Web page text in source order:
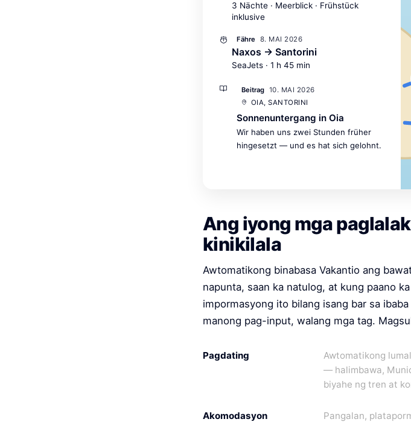
3 Nächte · Meerblick · Frühstück
inklusive
Fähre 8. MAI 2026
Naxos → Santorini
SeaJets · 1 h 45 min
Beitrag 10. MAI 2026
OIA, SANTORINI
Sonnenuntergang in Oia
Wir haben uns zwei Stunden früher
hingesetzt — und es hat sich gelohnt.
Ang iyong mga
kinikilala
Awtomatikong binabasa Vakantio ang
napunta, saan ka natulog, at kung paano
impormasyong ito bilang isang bar sa
manong pag-input, walang mga tag.
Pagdating
Awtomatikong
— halimbawa,
biyahe ng tren at
Akomodasyon Pangalan,